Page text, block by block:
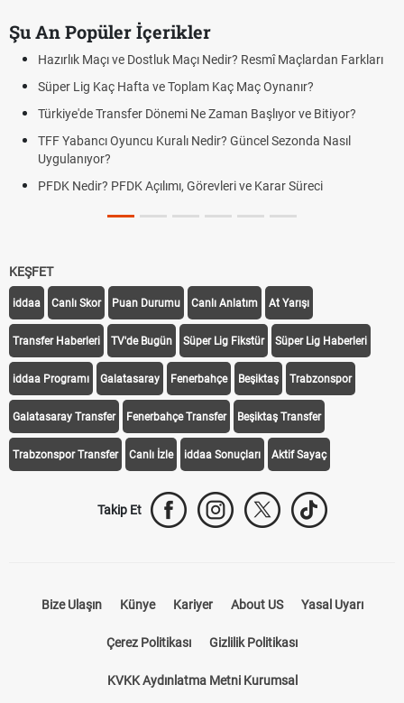
Şu An Popüler İçerikler
Hazırlık Maçı ve Dostluk Maçı Nedir? Resmî Maçlardan Farkları
Süper Lig Kaç Hafta ve Toplam Kaç Maç Oynanır?
Türkiye'de Transfer Dönemi Ne Zaman Başlıyor ve Bitiyor?
TFF Yabancı Oyuncu Kuralı Nedir? Güncel Sezonda Nasıl
Uygulanıyor?
PFDK Nedir? PFDK Açılımı, Görevleri ve Karar Süreci
KEŞFET
iddaa Canlı Skor Puan Durumu Canlı Anlatım At Yarışı
Transfer Haberleri TV'de Bugün Süper Lig Fikstür Süper Lig Haberleri
iddaa Programı Galatasaray Fenerbahçe Beşiktaş Trabzonspor
Galatasaray Transfer Fenerbahçe Transfer Beşiktaş Transfer
Trabzonspor Transfer Canlı İzle iddaa Sonuçları Aktif Sayaç
Takip Et
Bize Ulaşın Künye Kariyer About US Yasal Uyarı
Çerez Politikası Gizlilik Politikası
KVKK Aydınlatma Metni Kurumsal